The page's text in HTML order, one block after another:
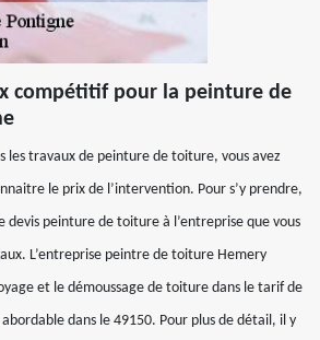
compétitif pour la peinture de
les travaux de peinture de toiture, vous avez
le prix de l’intervention. Pour s’y prendre,
devis peinture de toiture à l’entreprise que vous
L’entreprise peintre de toiture Hemery
et le démoussage de toiture dans le tarif de
dans le 49150. Pour plus de détail, il y